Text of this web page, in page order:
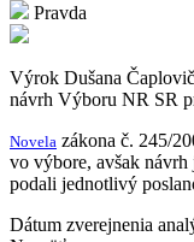
Pravda
Výrok Dušana
návrh Výboru NR SR
Novela zákona č. 245/
vo výbore, avšak návrh
podali jednotlivý
Dátum zverejnenia